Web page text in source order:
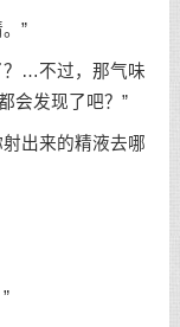
”
…不过，那气味
会发现了吧？”
出来的精液去哪